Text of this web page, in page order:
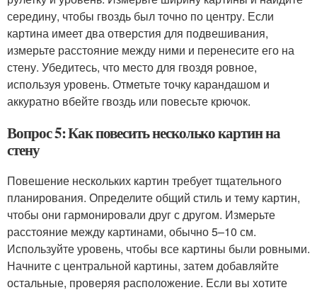
середину, чтобы гвоздь был точно по центру. Если
картина имеет два отверстия для подвешивания,
измерьте расстояние между ними и перенесите его на
стену. Убедитесь, что место для гвоздя ровное,
используя уровень. Отметьте точку карандашом и
аккуратно вбейте гвоздь или повесьте крючок.
Вопрос 5: Как повесить несколько картин на
стену
Повешение нескольких картин требует тщательного
планирования. Определите общий стиль и тему картин,
чтобы они гармонировали друг с другом. Измерьте
расстояние между картинами, обычно 5–10 см.
Используйте уровень, чтобы все картины были ровными.
Начните с центральной картины, затем добавляйте
остальные, проверяя расположение. Если вы хотите